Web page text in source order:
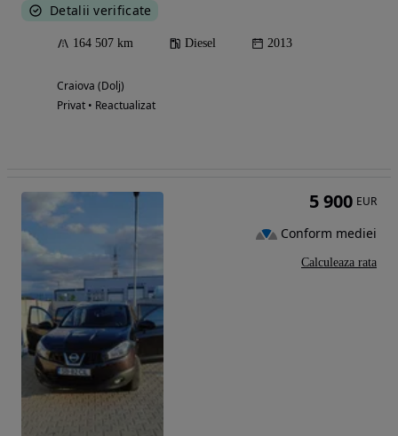
Detalii verificate
164 507 km Diesel 2013
Craiova (Dolj)
Privat • Reactualizat
5 900 EUR
Conform mediei
Calculeaza rata